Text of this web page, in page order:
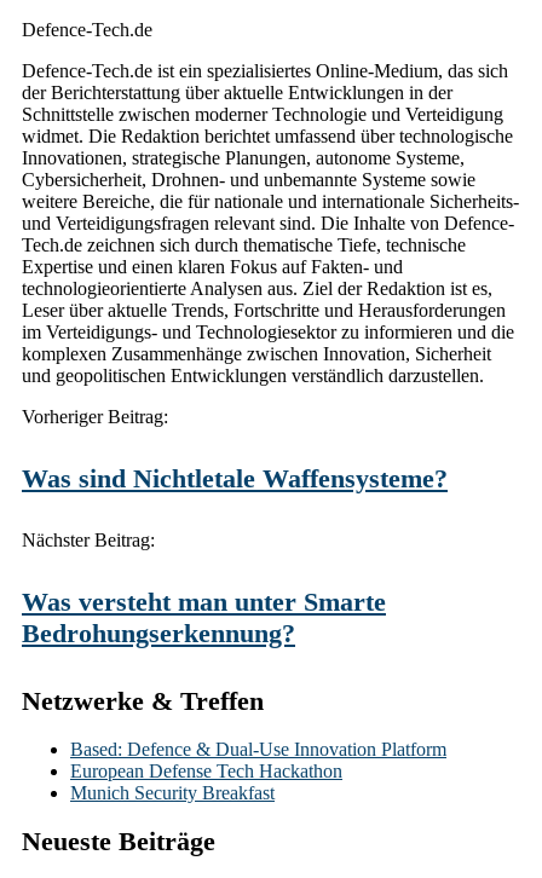
Defence-Tech.de
Defence-Tech.de ist ein spezialisiertes Online-Medium, das sich
der Berichterstattung über aktuelle Entwicklungen in der
Schnittstelle zwischen moderner Technologie und Verteidigung
widmet. Die Redaktion berichtet umfassend über technologische
Innovationen, strategische Planungen, autonome Systeme,
Cybersicherheit, Drohnen- und unbemannte Systeme sowie
weitere Bereiche, die für nationale und internationale Sicherheits-
und Verteidigungsfragen relevant sind. Die Inhalte von Defence-
Tech.de zeichnen sich durch thematische Tiefe, technische
Expertise und einen klaren Fokus auf Fakten- und
technologieorientierte Analysen aus. Ziel der Redaktion ist es,
Leser über aktuelle Trends, Fortschritte und Herausforderungen
im Verteidigungs- und Technologiesektor zu informieren und die
komplexen Zusammenhänge zwischen Innovation, Sicherheit
und geopolitischen Entwicklungen verständlich darzustellen.
Post
Vorheriger Beitrag:
Was sind Nichtletale Waffensysteme?
Nächster Beitrag:
Was versteht man unter Smarte
Bedrohungserkennung?
Netzwerke & Treffen
Based: Defence & Dual-Use Innovation Platform
European Defense Tech Hackathon
Munich Security Breakfast
Neueste Beiträge